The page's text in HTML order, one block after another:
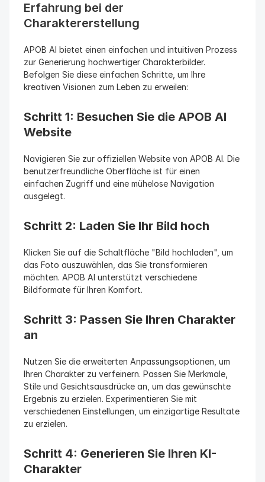
Erfahrung bei der
Charaktererstellung
APOB AI bietet einen einfachen und intuitiven Prozess
zur Generierung hochwertiger Charakterbilder.
Befolgen Sie diese einfachen Schritte, um Ihre
kreativen Visionen zum Leben zu erweilen:
Schritt 1: Besuchen Sie die APOB AI
Website
Navigieren Sie zur offiziellen Website von APOB AI. Die
benutzerfreundliche Oberfläche ist für einen
einfachen Zugriff und eine mühelose Navigation
ausgelegt.
Schritt 2: Laden Sie Ihr Bild hoch
Klicken Sie auf die Schaltfläche "Bild hochladen", um
das Foto auszuwählen, das Sie transformieren
möchten. APOB AI unterstützt verschiedene
Bildformate für Ihren Komfort.
Schritt 3: Passen Sie Ihren Charakter
an
Nutzen Sie die erweiterten Anpassungsoptionen, um
Ihren Charakter zu verfeinern. Passen Sie Merkmale,
Stile und Gesichtsausdrücke an, um das gewünschte
Ergebnis zu erzielen. Experimentieren Sie mit
verschiedenen Einstellungen, um einzigartige Resultate
zu erzielen.
Schritt 4: Generieren Sie Ihren KI-
Charakter